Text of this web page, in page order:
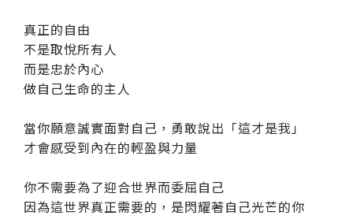
真正的自由
不是取悅所有人
而是忠於內心
做自己生命的主人
當你願意誠實面對自己，勇敢說出「這才是我」
才會感受到內在的輕盈與力量
你不需要為了迎合世界而委屈自己
因為這世界真正需要的，是閃耀著自己光芒的你